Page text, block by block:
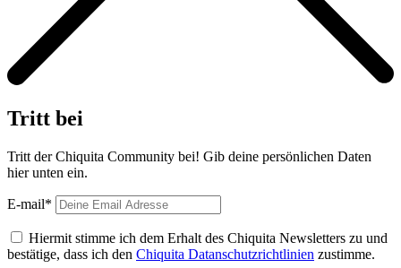
Tritt bei
Tritt der Chiquita Community bei! Gib deine persönlichen Daten
hier unten ein.
E-mail*
Hiermit stimme ich dem Erhalt des Chiquita Newsletters zu und
bestätige, dass ich den Chiquita Datanschutzrichtlinien zustimme.